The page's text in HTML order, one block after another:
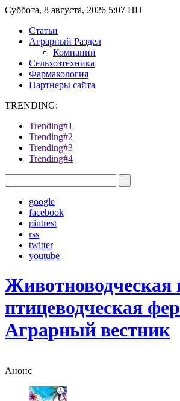
Суббота, 8 августа, 2026 5:07 ПП
Статьи
Аграрный Раздел
Компании
Сельхозтехника
Фармакология
Партнеры сайта
TRENDING:
Trending#1
Trending#2
Trending#3
Trending#4
google
facebook
pintrest
rss
twitter
youtube
Животноводческая
птицеводческая
Аграрный вестник
Анонс